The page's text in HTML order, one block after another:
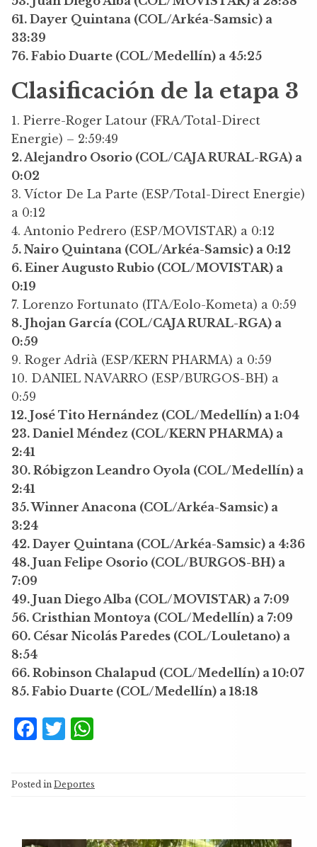
61. Dayer Quintana (COL/Arkéa-Samsic) a
33:39
76. Fabio Duarte (COL/Medellín) a 45:25
Clasificación de la etapa 3
1. Pierre-Roger Latour (FRA/Total-Direct
Energie) – 2:59:49
2. Alejandro Osorio (COL/CAJA RURAL-RGA) a
0:02
3. Víctor De La Parte (ESP/Total-Direct Energie)
a 0:12
4. Antonio Pedrero (ESP/MOVISTAR) a 0:12
5. Nairo Quintana (COL/Arkéa-Samsic) a 0:12
6. Einer Augusto Rubio (COL/MOVISTAR) a
0:19
7. Lorenzo Fortunato (ITA/Eolo-Kometa) a 0:59
8. Jhojan García (COL/CAJA RURAL-RGA) a
0:59
9. Roger Adrià (ESP/KERN PHARMA) a 0:59
10. DANIEL NAVARRO (ESP/BURGOS-BH) a
0:59
12. José Tito Hernández (COL/Medellín) a 1:04
23. Daniel Méndez (COL/KERN PHARMA) a
2:41
30. Róbigzon Leandro Oyola (COL/Medellín) a
2:41
35. Winner Anacona (COL/Arkéa-Samsic) a
3:24
42. Dayer Quintana (COL/Arkéa-Samsic) a 4:36
48. Juan Felipe Osorio (COL/BURGOS-BH) a
7:09
49. Juan Diego Alba (COL/MOVISTAR) a 7:09
56. Cristhian Montoya (COL/Medellín) a 7:09
60. César Nicolás Paredes (COL/Louletano) a
8:54
66. Robinson Chalapud (COL/Medellín) a 10:07
85. Fabio Duarte (COL/Medellín) a 18:18
F
c
e
T
te s
Posted in Deportes